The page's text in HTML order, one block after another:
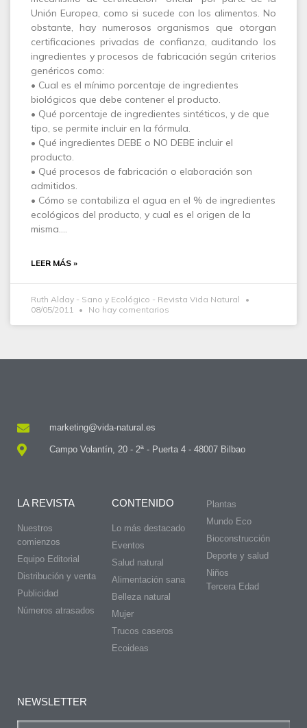
Unión Europea, como si sucede con los alimentos. No
obstante, hay numerosos organismos que otorgan
certificaciones privadas de confianza, auditando los
ingredientes y procesos de fabricación según criterios
genéricos como:
• Cual es el mínimo porcentaje de ingredientes
biológicos que debe contener el producto.
• Qué porcentaje de ingredientes sintéticos, y de que
tipo, se permite incluir en la fórmula.
• Qué ingredientes DEBE o NO DEBE incluir el
producto.
• Qué procesos de fabricación o elaboración son
admitidos.
• Cómo se contabiliza el agua en el % de ingredientes
ecológicos del producto, y cual es el origen de la
misma.…
LEER MÁS »
Ruth Alday - Sano y Ecológico - Revista Vida Natural
08/05/2011
No hay comentarios
marketing@vida-natural.es
Campo Volantín, 20 - 2ª - Puerta 4 - 48007 Bilbao
LA REVISTA
Nuestros
comienzos
Equipo Editorial
Distribución y venta
Publicidad
Números atrasados
CONTENIDO
Lo más destacado
Eventos
Salud natural
Alimentación sana
Belleza natural
Mujer
Trucos caseros
Ecoideas
Plantas
Mundo Eco
Bioconstrucción
Deporte y salud
Niños
Tercera Edad
NEWSLETTER